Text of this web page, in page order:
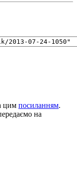
цим посиланням.
на